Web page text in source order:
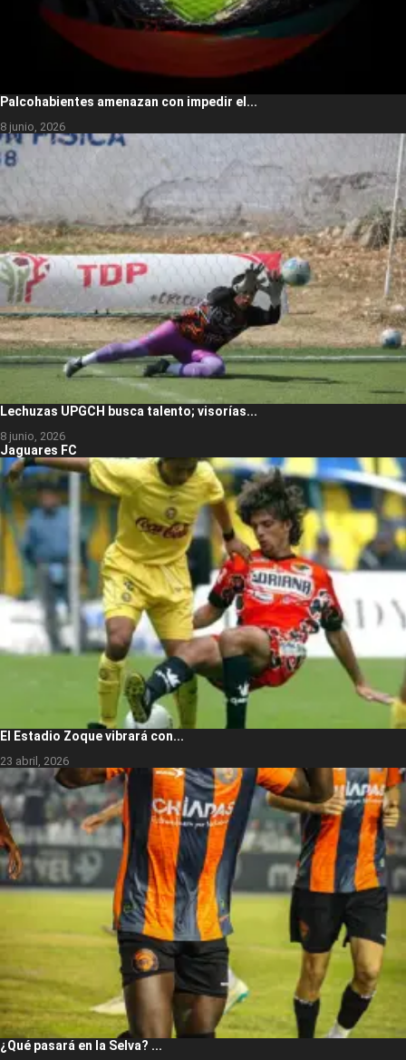
Palcohabientes amenazan con impedir el...
8 junio, 2026
Lechuzas UPGCH busca talento; visorías...
8 junio, 2026
Jaguares FC
El Estadio Zoque vibrará con...
23 abril, 2026
¿Qué pasará en la Selva? ...